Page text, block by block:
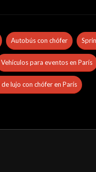
Autobús con chófer
Vehículos para eventos en París
de lujo con chófer en París